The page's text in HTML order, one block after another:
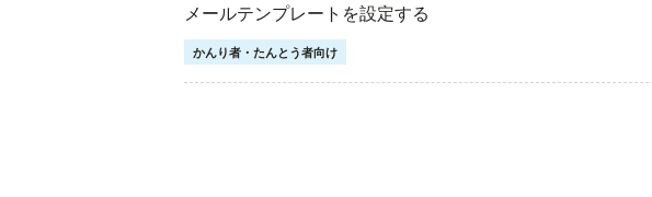
メールテンプレートを設定する
かんり者・たんとう者向け